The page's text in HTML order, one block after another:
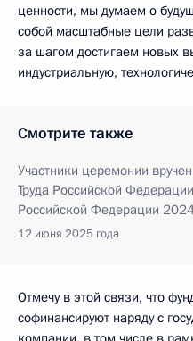
ценности, мы думаем о
собой масштабные цели
за шагом достигаем новых
индустриальную,
Смотрите также
Участники церемонии
Труда Российской
Российской Федерации
12 июня 2025 года
Отмечу в этой связи, что
софинансируют наряду с